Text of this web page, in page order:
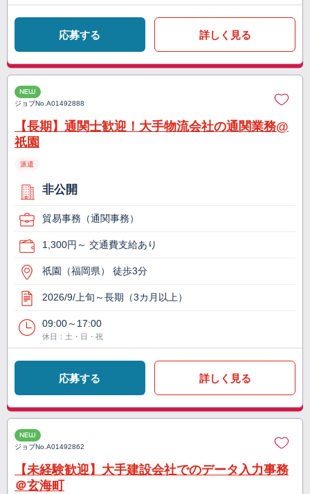
応募する 詳しく見る
NEW
ジョブNo.A01492888
【長期】通関士歓迎！大手物流会社の通関業務@
祇園
派遣
非公開
貿易事務（通関事務）
1,300円～ 交通費支給あり
祇園（福岡県） 徒歩3分
2026/9/上旬～長期（3カ月以上）
09:00～17:00
休日：土・日・祝
応募する 詳しく見る
NEW
ジョブNo.A01492862
【未経験歓迎】大手建設会社でのデータ入力事務
＠玄海町